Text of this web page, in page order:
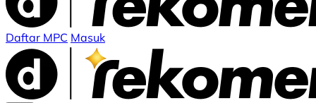
Daftar MPC Masuk